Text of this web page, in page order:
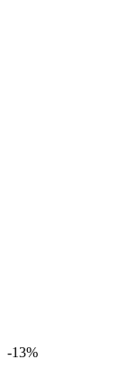
-13%